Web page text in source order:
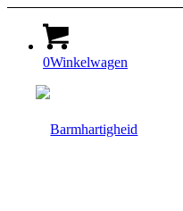
0Winkelwagen